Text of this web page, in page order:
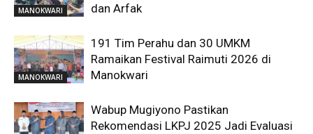
MANOKWARI
dan Arfak
MANOKWARI
191 Tim Perahu dan 30 UMKM
Ramaikan Festival Raimuti 2026 di
Manokwari
Wabup Mugiyono Pastikan
Rekomendasi LKPJ 2025 Jadi Evaluasi